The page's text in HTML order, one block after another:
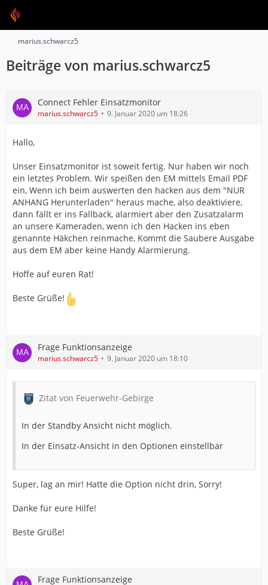
marius.schwarcz5
Beiträge von marius.schwarcz5
Connect Fehler Einsatzmonitor
marius.schwarcz5 9. Januar 2020 um 18:26
Hallo,
Unser Einsatzmonitor ist soweit fertig. Nur haben wir noch
ein letztes Problem. Wir speißen den EM mittels Email PDF
ein, Wenn ich beim auswerten den hacken aus dem "NUR
ANHANG Herunterladen" heraus mache, also deaktiviere,
dann fällt er ins Fallback, alarmiert aber den Zusatzalarm
an unsere Kameraden, wenn ich den Hacken ins eben
genannte Häkchen reinmache, Kommt die Saubere Ausgabe
aus dem EM aber keine Handy Alarmierung.
Hoffe auf euren Rat!
Beste Grüße!
Frage Funktionsanzeige
marius.schwarcz5 9. Januar 2020 um 18:10
Zitat von Feuerwehr-Gebirge
In der Standby Ansicht nicht möglich.
In der Einsatz-Ansicht in den Optionen einstellbar
Super, lag an mir! Hatte die Option nicht drin, Sorry!
Danke für eure Hilfe!
Beste Grüße!
Frage Funktionsanzeige